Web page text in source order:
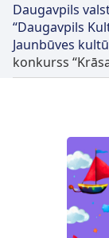
Daugavpils
“Daugavpils
Jaunbūves
konkurss